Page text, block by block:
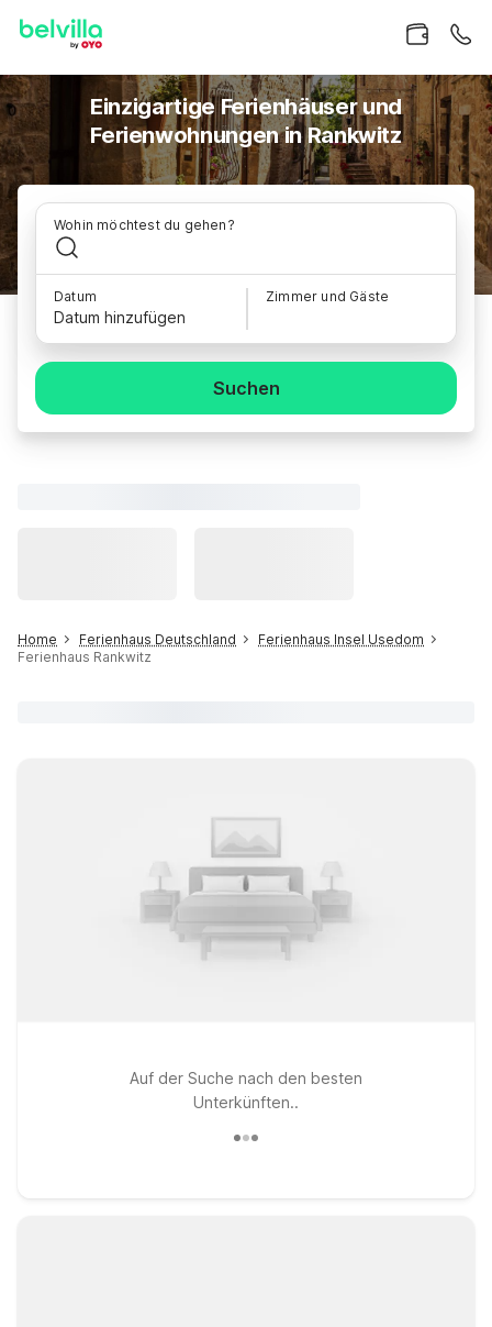
Einzigartige Ferienhäuser und
Ferienwohnungen in Rankwitz
Wohin möchtest du gehen?
Datum
Datum hinzufügen
Zimmer und Gäste
Suchen
Home Ferienhaus Deutschland
Ferienhaus Insel Usedom
Ferienhaus Rankwitz
Auf der Suche nach den besten
Unterkünften..